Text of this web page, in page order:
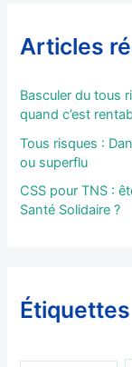
Articles
Basculer du tous
quand c’est
Tous risques :
ou superflu
CSS pour TNS :
Santé Solidaire ?
Étiquettes